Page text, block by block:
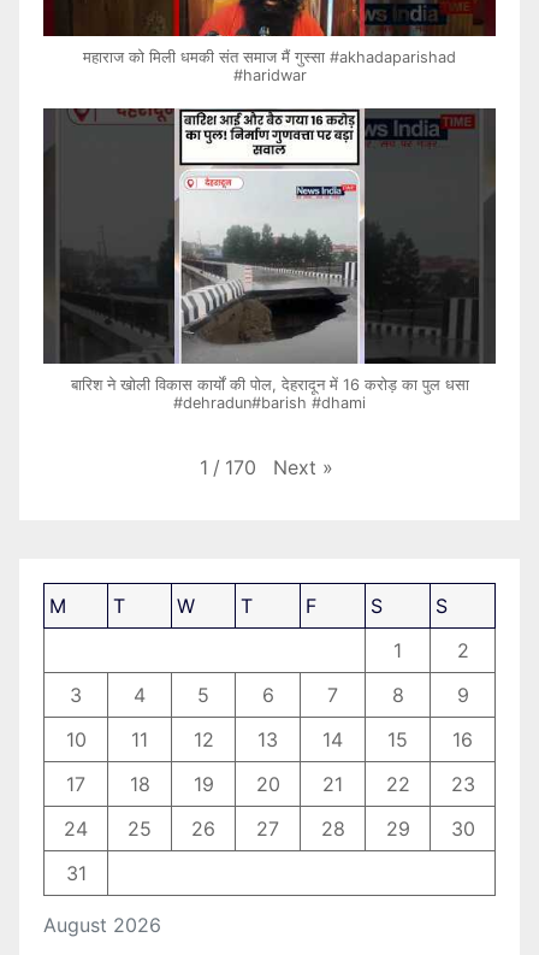
महाराज को मिली धमकी संत समाज मैं गुस्सा #akhadaparishad
#haridwar
बारिश ने खोली विकास कार्यों की पोल, देहरादून में 16 करोड़ का पुल धसा
#dehradun#barish #dhami
1 / 170 Next »
August 2026
M T W T F S
S
1
2
3
4 5 6 7 8
9
10
11 12 13 14 15
16
17
18 19 20 21 22
23
24
25 26 27 28 29
30
31